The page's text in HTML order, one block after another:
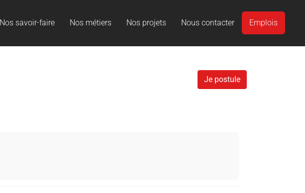
Nos savoir-faire Nos métiers Nos projets Nous contacter Emplois
Je postule